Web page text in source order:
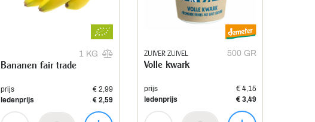
1 KG
Bananen fair trade
prijs
€ 2,99
ledenprijs
€ 2,59
ZUIVER ZUIVEL 500 GR
Volle kwark
prijs
€ 4,15
ledenprijs
€ 3,49